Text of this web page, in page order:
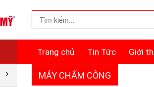
Trang chủ Tin Tức Giới
MÁY CHẤM CÔNG